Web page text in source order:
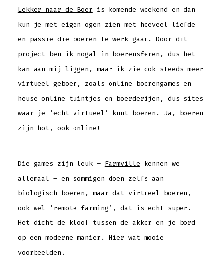
Lekker naar de Boer is komende weekend en dan
kun je met eigen ogen zien met hoeveel liefde
en passie die boeren te werk gaan. Door dit
project ben ik nogal in boerensferen, dus het
kan aan mij liggen, maar ik zie ook steeds meer
virtueel geboer, zoals online boerengames en
heuse online tuintjes en boerderijen, dus sites
waar je ‘echt virtueel’ kunt boeren. Ja, boeren
zijn hot, ook online!
Die games zijn leuk – Farmville kennen we
allemaal – en sommigen doen zelfs aan
biologisch boeren , maar dat virtueel boeren,
ook wel ‘remote farming’, dat is echt super.
Het dicht de kloof tussen de akker en je bord
op een moderne manier. Hier wat mooie
voorbeelden.